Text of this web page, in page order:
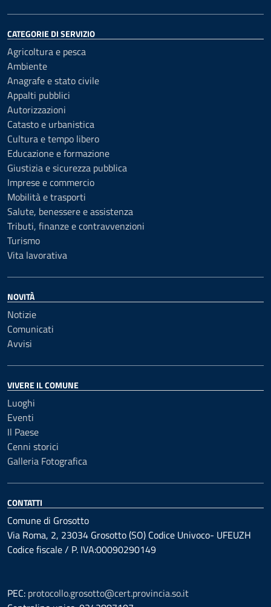
CATEGORIE DI SERVIZIO
Agricoltura e pesca
Ambiente
Anagrafe e stato civile
Appalti pubblici
Autorizzazioni
Catasto e urbanistica
Cultura e tempo libero
Educazione e formazione
Giustizia e sicurezza pubblica
Imprese e commercio
Mobilità e trasporti
Salute, benessere e assistenza
Tributi, finanze e contravvenzioni
Turismo
Vita lavorativa
NOVITÀ
Notizie
Comunicati
Avvisi
VIVERE IL COMUNE
Luoghi
Eventi
Il Paese
Cenni storici
Galleria Fotografica
CONTATTI
Comune di Grosotto
Via Roma, 2, 23034 Grosotto (SO) Codice Univoco- UFEUZH
Codice fiscale / P. IVA:00090290149
PEC: protocollo.grosotto@cert.provincia.so.it